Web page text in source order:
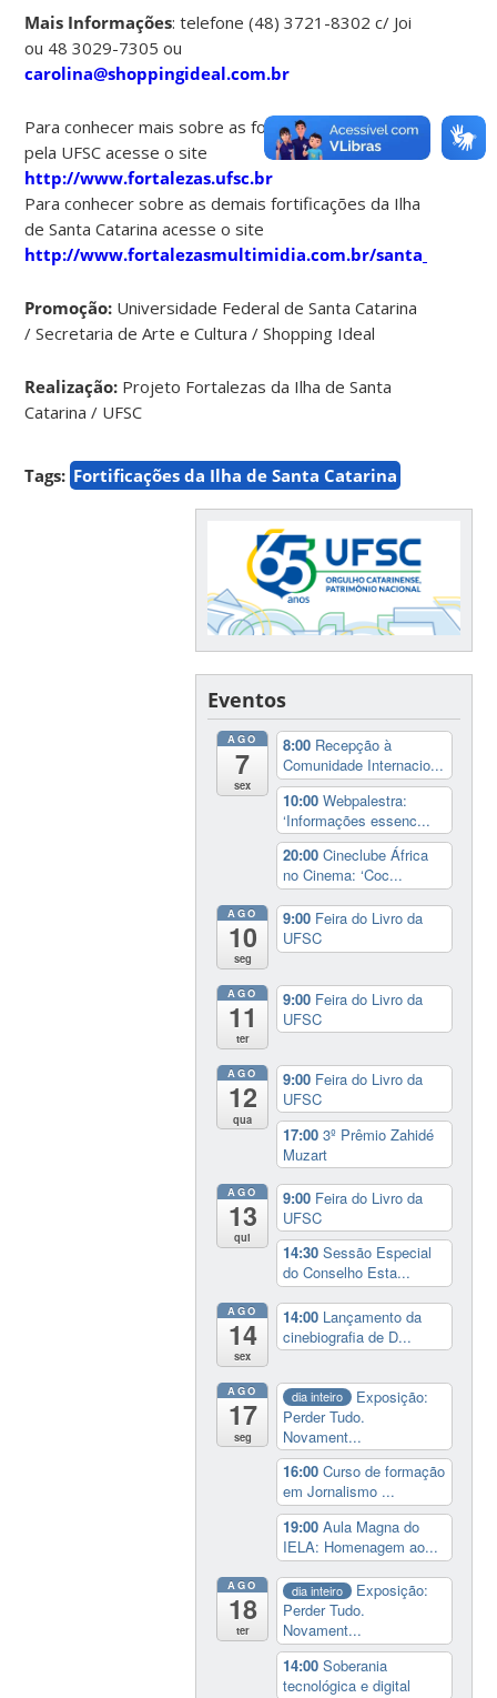
Mais Informações: telefone (48) 3721-8302 c/ Joi
ou 48 3029-7305 ou
carolina@shoppingideal.com.br
Para conhecer mais sobre as fortificações mantidas
pela UFSC acesse o site
http://www.fortalezas.ufsc.br
Para conhecer sobre as demais fortificações da Ilha
de Santa Catarina acesse o site
http://www.fortalezasmultimidia.com.br/
Promoção: Universidade Federal de Santa Catarina
/ Secretaria de Arte e Cultura / Shopping Ideal
Realização: Projeto Fortalezas da Ilha de Santa
Catarina / UFSC
Tags: Fortificações da Ilha de Santa Catarina
Eventos
AGO
7
sex
8:00 Recepção à
Comunidade Internacio...
10:00Webpalestra:
‘Informações essenc...
20:00Cineclube África
no Cinema: ‘Coc...
AGO
10
seg
9:00 Feira do Livro da
UFSC
AGO
11
ter
9:00 Feira do Livro da
UFSC
AGO
12
qua
9:00 Feira do Livro da
UFSC
17:003º Prêmio Zahidé
Muzart
AGO
13
qui
9:00 Feira do Livro da
UFSC
14:30Sessão Especial
do Conselho Esta...
AGO
14
sex
14:00 Lançamento da
cinebiografia de D...
AGO
17
seg
dia inteiro
Exposição:
Perder Tudo.
Novament...
16:00Curso de formação
em Jornalismo ...
19:00Aula Magna do
IELA: Homenagem ao...
AGO
18
ter
dia inteiro
Exposição:
Perder Tudo.
Novament...
14:00Soberania
tecnológica e digital